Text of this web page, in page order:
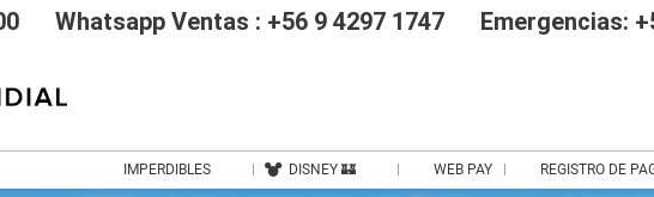
Whatsapp Ventas : +56 9 4297 1747 Emergencias:
IMPERDIBLES DISNEY 🏰 WEB PAY REGISTRO DE